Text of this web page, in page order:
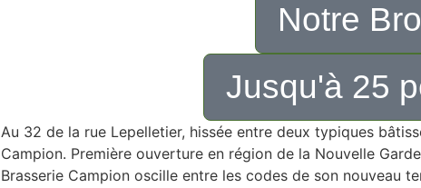
Notre
Jusqu'à 25
Au 32 de la rue Lepelletier, hissée entre deux typiques
Campion. Première ouverture en région de la Nouvelle
Brasserie Campion oscille entre les codes de son nouveau